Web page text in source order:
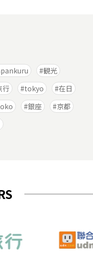
観光
行 tokyo
在日
銀座
京都